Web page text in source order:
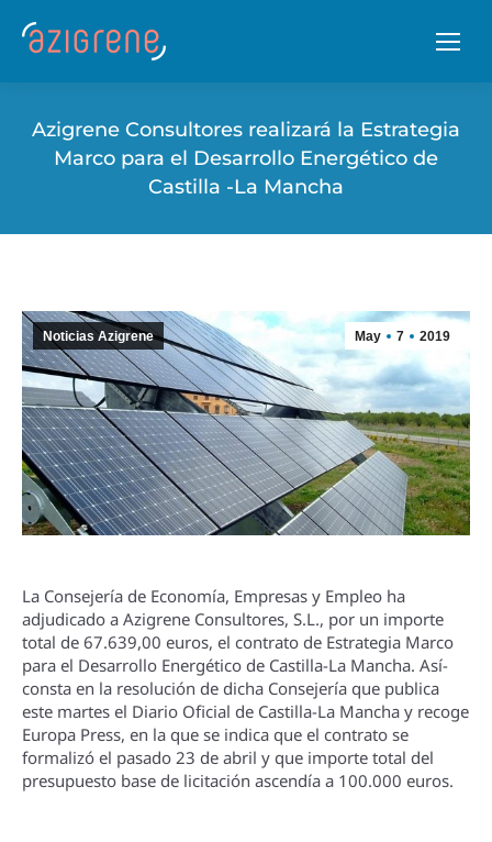
Azigrene Consultores realizará la Estrategia
Marco para el Desarrollo Energético de
Castilla -La Mancha
May 7 2019
Noticias Azigrene
La Consejerí­a de Economí­a, Empresas y Empleo ha
adjudicado a Azigrene Consultores, S.L., por un importe
total de 67.639,00 euros, el contrato de Estrategia Marco
para el Desarrollo Energético de Castilla-La Mancha. Así­
consta en la resolución de dicha Consejerí­a que publica
este martes el Diario Oficial de Castilla-La Mancha y recoge
Europa Press, en la que se indica que el contrato se
formalizó el pasado 23 de abril y que importe total del
presupuesto base de licitación ascendí­a a 100.000 euros.